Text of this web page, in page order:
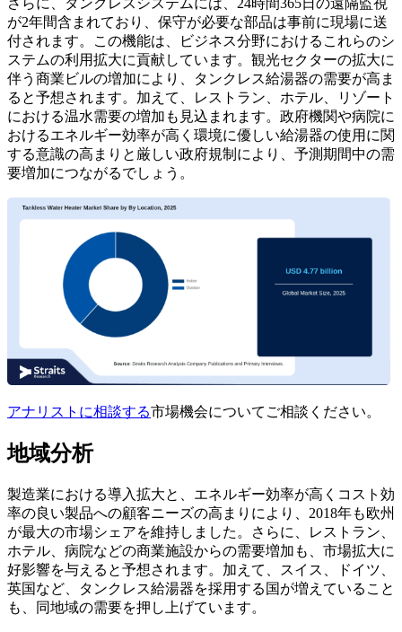
が2年間含まれており、保守が必要な部品は事前に現場に送
付されます。この機能は、ビジネス分野におけるこれらのシ
ステムの利用拡大に貢献しています。観光セクターの拡大に
伴う商業ビルの増加により、タンクレス給湯器の需要が高ま
ると予想されます。加えて、レストラン、ホテル、リゾート
における温水需要の増加も見込まれます。政府機関や病院に
おけるエネルギー効率が高く環境に優しい給湯器の使用に関
する意識の高まりと厳しい政府規制により、予測期間中の需
要増加につながるでしょう。
アナリストに相談する市場機会についてご相談ください。
地域分析
製造業における導入拡大と、エネルギー効率が高くコスト効
率の良い製品への顧客ニーズの高まりにより、2018年も欧州
が最大の市場シェアを維持しました。さらに、レストラン、
ホテル、病院などの商業施設からの需要増加も、市場拡大に
好影響を与えると予想されます。加えて、スイス、ドイツ、
英国など、タンクレス給湯器を採用する国が増えていること
も、同地域の需要を押し上げています。